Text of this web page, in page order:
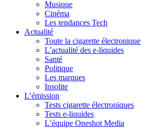
Musique
Cinéma
Les tendances Tech
Actualité
Toute la cigarette électronique
L’actualité des e-liquides
Santé
Politique
Les marques
Insolite
L’émission
Tests cigarette électroniques
Tests e-liquides
L’équipe Oneshot Media